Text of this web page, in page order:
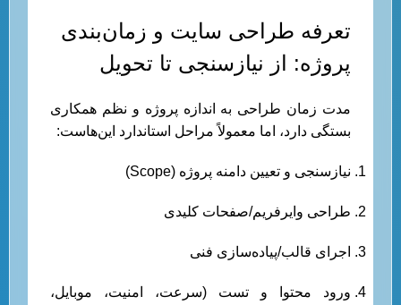
تعرفه طراحی سایت و زمان‌بندی
پروژه: از نیازسنجی تا تحویل
مدت زمان طراحی به اندازه پروژه و نظم همکاری
بستگی دارد، اما معمولاً مراحل استاندارد این‌هاست:
نیازسنجی و تعیین دامنه پروژه (Scope)
طراحی وایرفریم/صفحات کلیدی
اجرای قالب/پیاده‌سازی فنی
ورود محتوا و تست (سرعت، امنیت، موبایل،